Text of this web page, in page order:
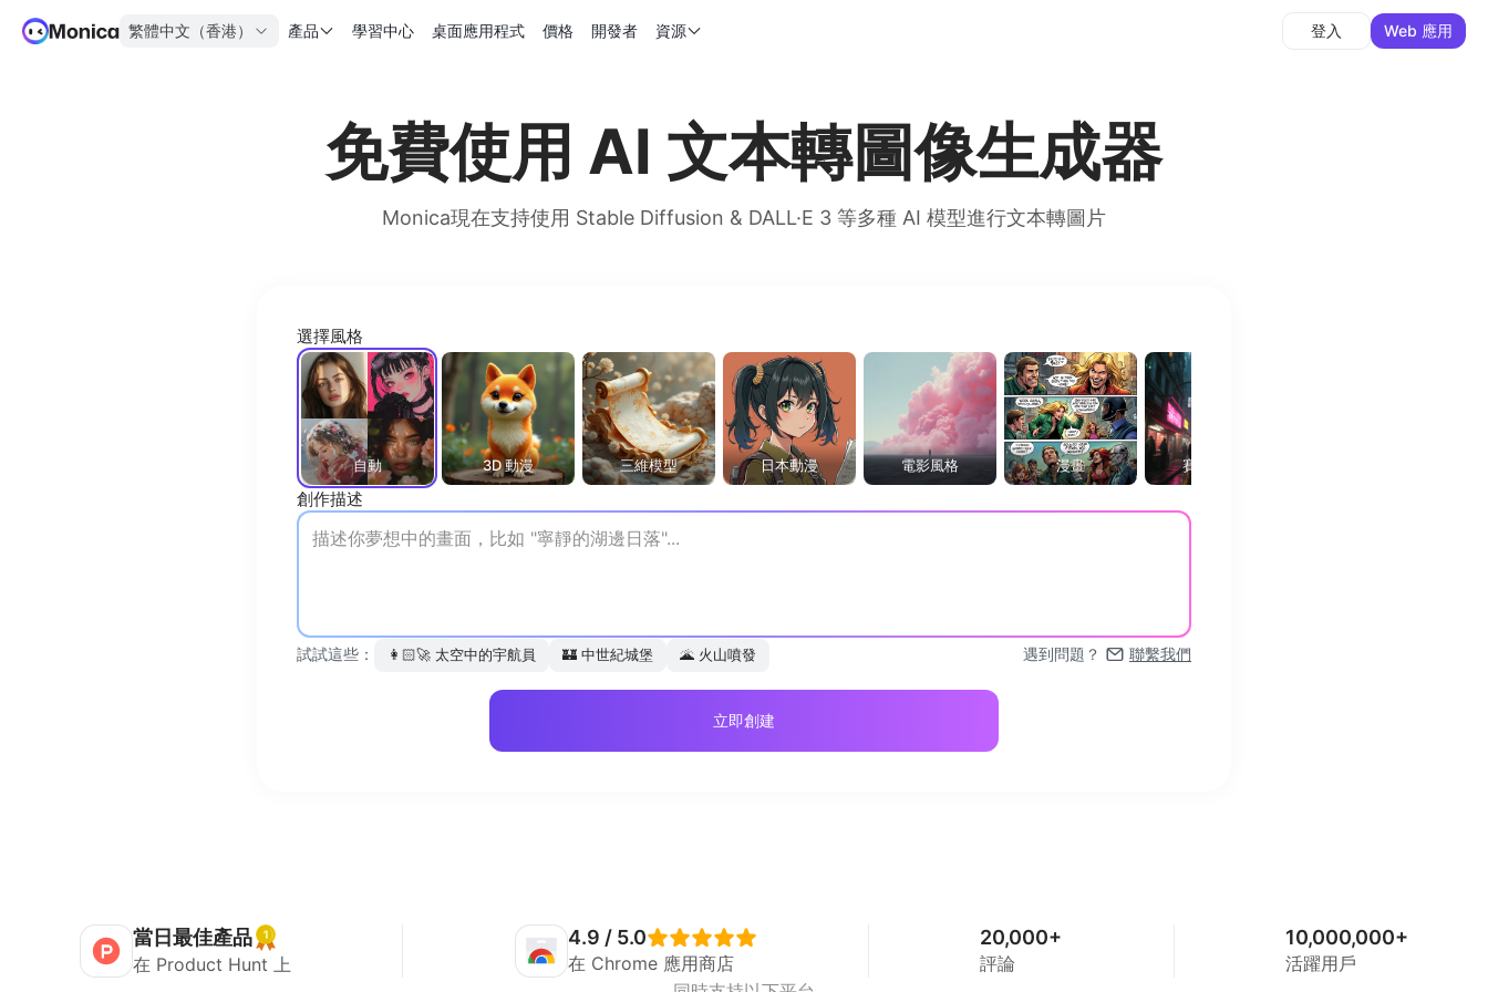
繁體中文（香港） 產品 學習中心 桌面應用程式 價格 開發者 資源 登入 Web 應用
免費使用 AI 文本轉圖像生成器
Monica現在支持使用 Stable Diffusion & DALL·E 3 等多種 AI 模型進行文本轉圖片
選擇風格
自動 3D 動漫 三維模型 日本動漫 電影風格 漫畫 賽博朋克
創作描述
試試這些： 👩🏻‍🚀 太空中的宇航員 🏰 中世紀城堡 🌋 火山噴發 遇到問題？ 聯繫我們
立即創建
當日最佳產品
在 Product Hunt 上
4.9 / 5.0
在 Chrome 應用商店
20,000+
評論
10,000,000+
活躍用戶